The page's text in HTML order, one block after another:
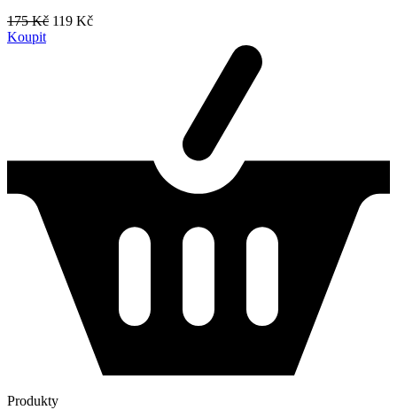
175 Kč 119 Kč
Koupit
Produkty